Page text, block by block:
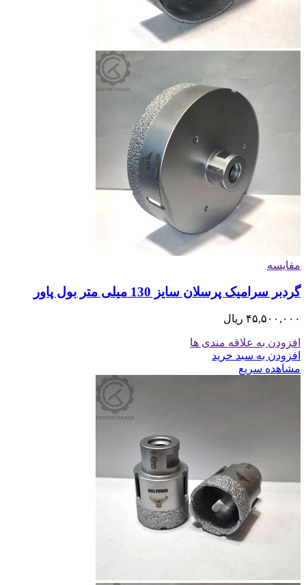
مقایسه
گردبر سرامیک پرسلان سایز 130 میلی متر بول پاور
۴۵,۵۰۰,۰۰۰ ریال
افزودن به علاقه مندی ها
افزودن به سبد خرید
مشاهده سریع